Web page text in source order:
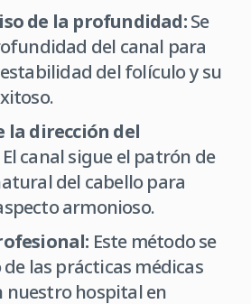
de la profundidad:Se
del canal para
del folículo y su
la dirección del
El canal sigue el patrón de
del cabello para
armonioso.
Este método se
las prácticas médicas
nuestro hospital en